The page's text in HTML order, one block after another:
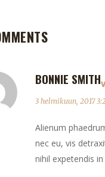
BONNIE SMITH
3 helmikuun, 2017
Alienum
nec eu, vis
nihil expetendis in